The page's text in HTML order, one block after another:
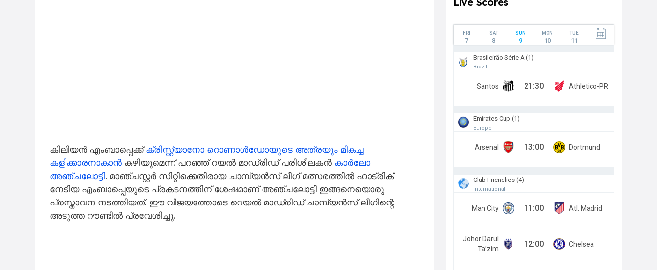
കിലിയൻ എംബാപ്പെക്ക്ക്രിസ്റ്റ്യാനോ റൊണാൾഡോയുടെ അത്രയും മികച്ച
കളിക്കാരനാകാൻ കഴിയുമെന്ന് പറഞ്ഞ് റയൽ മാഡ്രിഡ് പരിശീലകൻ കാർലോ
അഞ്ചലോട്ടി. മാഞ്ചസ്റ്റർ സിറ്റിക്കെതിരായ ചാമ്പ്യൻസ് ലീഗ് മത്സരത്തിൽ ഹാട്രിക്
നേടിയ എംബാപ്പെയുടെ പ്രകടനത്തിന് ശേഷമാണ് അഞ്ചലോട്ടി ഇങ്ങനെയൊരു
പ്രസ്താവന നടത്തിയത്. ഈ വിജയത്തോടെ റെയൽ മാഡ്രിഡ് ചാമ്പ്യൻസ് ലീഗിന്റെ
അടുത്ത റൗണ്ടിൽ പ്രവേശിച്ചു.
FRI
7
SAT
8
SUN
9
MON
10
TUE
11
Brasileirão Série A (1)
Brazil
Santos 21:30 Athletico-PR
Emirates Cup (1)
Europe
Arsenal 13:00 Dortmund
Club Friendlies (4)
International
Man City 11:00 Atl. Madrid
Johor Darul
Ta’zim
12:00 Chelsea